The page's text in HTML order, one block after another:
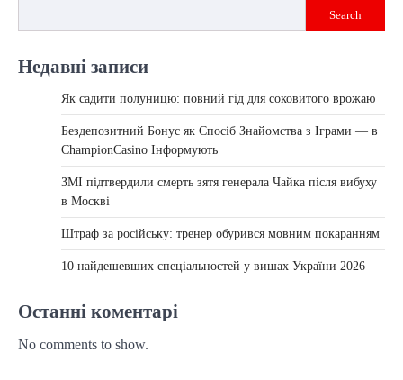
Search
Недавні записи
Як садити полуницю: повний гід для соковитого врожаю
Бездепозитний Бонус як Спосіб Знайомства з Іграми — в
ChampionCasino Інформують
ЗМІ підтвердили смерть зятя генерала Чайка після вибуху
в Москві
Штраф за російську: тренер обурився мовним покаранням
10 найдешевших спеціальностей у вишах України 2026
Останні коментарі
No comments to show.